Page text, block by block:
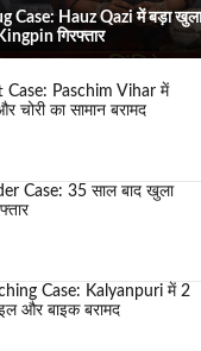
Case: Hauz Qazi में बड़ा
गिरफ्तार
Case: Paschim Vihar में
चोरी का सामान बरामद
Case: 35 साल बाद खुला
Case: Kalyanpuri में 2
और बाइक बरामद